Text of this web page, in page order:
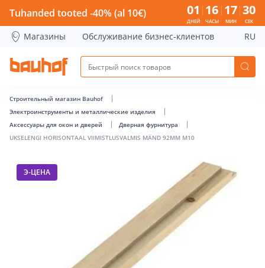
UKSELENGI HORISONTAAL VIIMISTLUSVALMIS MÄND
Tuhanded tooted -40% (al 10€) 01
ДНЕЙ
16
ЧАСЫ
17
МИН
30
СЕК
Магазины Обслуживание бизнес-клиентов RU
Строительный магазин Bauhof
Электроинструменты и металлические изделия
Аксессуары для окон и дверей
Дверная фурнитура
UKSELENGI HORISONTAAL VIIMISTLUSVALMIS MÄND 92MM M10
Э-ЦЕНА